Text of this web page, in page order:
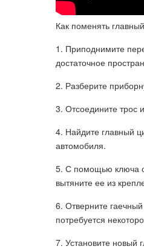
Как поменять
1. Приподнимите
достаточное
2. Разберите
3. Отсоедините трос
4. Найдите главный
автомобиля.
5. С помощью ключа
вытяните ее из
6. Отверните
потребуется
7. Установите новый